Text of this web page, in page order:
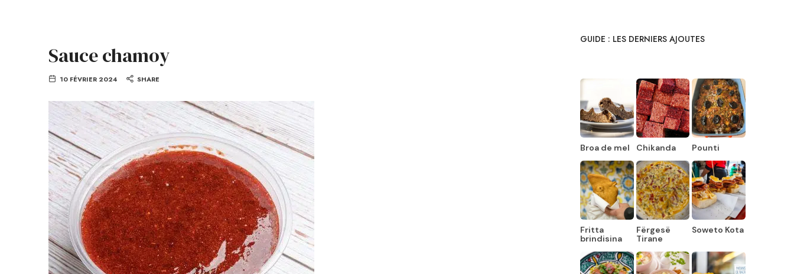
Sauce chamoy
10 FÉVRIER 2024 SHARE
GUIDE : LES DERNIERS AJOUTES
Broa de mel Chikanda Pounti
Fritta
brindisina
Fërgesë
Tirane
Soweto Kota